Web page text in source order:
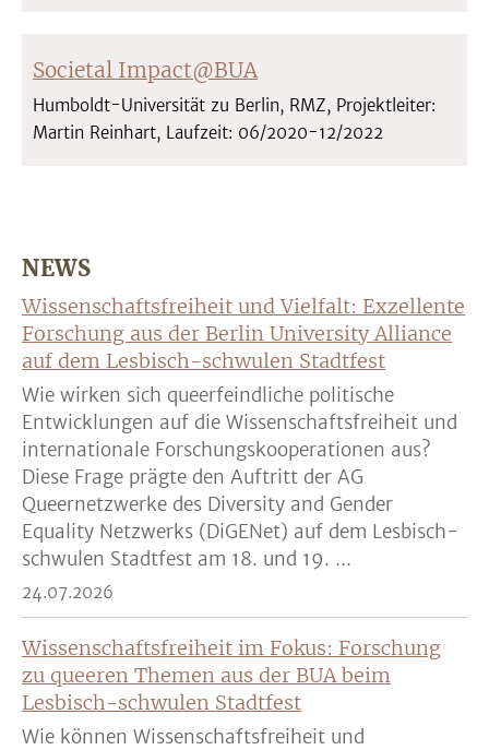
Societal Impact@BUA
Humboldt-Universität zu Berlin, RMZ, Projektleiter:
Martin Reinhart, Laufzeit: 06/2020-12/2022
NEWS
Wissenschaftsfreiheit und Vielfalt: Exzellente
Forschung aus der Berlin University Alliance
auf dem Lesbisch-schwulen Stadtfest
Wie wirken sich queerfeindliche politische
Entwicklungen auf die Wissenschaftsfreiheit und
internationale Forschungskooperationen aus?
Diese Frage prägte den Auftritt der AG
Queernetzwerke des Diversity and Gender
Equality Netzwerks (DiGENet) auf dem Lesbisch-
schwulen Stadtfest am 18. und 19. ...
24.07.2026
Wissenschaftsfreiheit im Fokus: Forschung
zu queeren Themen aus der BUA beim
Lesbisch-schwulen Stadtfest
Wie können Wissenschaftsfreiheit und